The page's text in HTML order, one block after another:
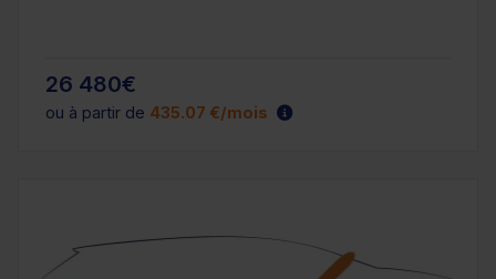
26 480€
ou à partir de 435.07 €/mois